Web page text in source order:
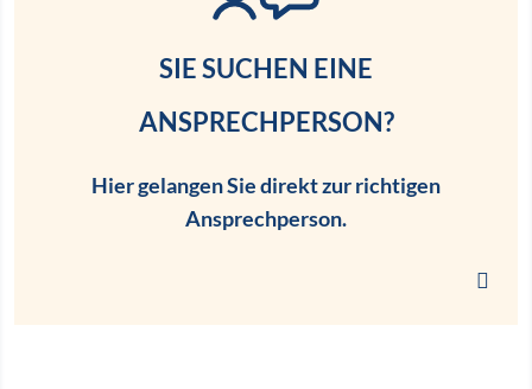
SIE SUCHEN EINE
ANSPRECHPERSON?
Hier gelangen Sie direkt zur richtigen
Ansprechperson.
Link zu den